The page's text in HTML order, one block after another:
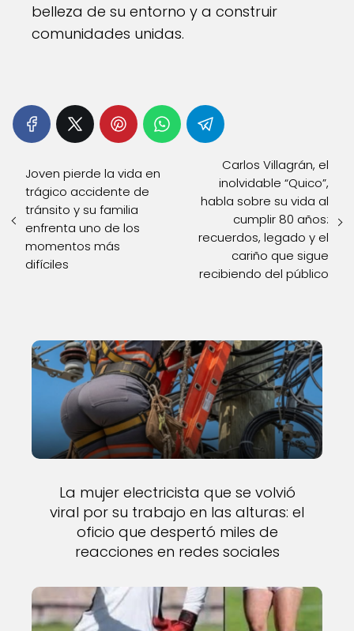
belleza de su entorno y a construir
comunidades unidas.
Joven pierde la vida en
trágico accidente de
tránsito y su familia
enfrenta uno de los
momentos más
difíciles
Carlos Villagrán, el
inolvidable “Quico”,
habla sobre su vida al
cumplir 80 años:
recuerdos, legado y el
cariño que sigue
recibiendo del público
La mujer electricista que se volvió
viral por su trabajo en las alturas: el
oficio que despertó miles de
reacciones en redes sociales